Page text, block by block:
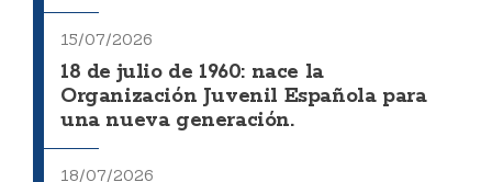
15/07/2026
18 de julio de 1960: nace la
Organización Juvenil Española para
una nueva generación.
18/07/2026